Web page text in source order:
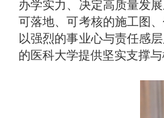
办学实力、决定高质量发
可落地、可考核的施工图
以强烈的事业心与责任感
的医科大学提供坚实支撑与